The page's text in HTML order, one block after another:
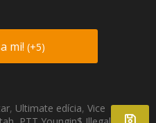
mi! (+5)
, Ultimate edícia, Vice